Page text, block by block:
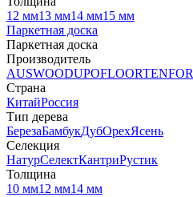
12 мм13 мм14 мм15 мм
Паркетная доска
Паркетная доска
Производитель
AUSWOODUPOFLOORTENFOR
Страна
КитайРоссия
Тип дерева
БерезаБамбукДубОрехЯсень
Селекция
НатурСелектКантриРустик
Толщина
10 мм12 мм14 мм